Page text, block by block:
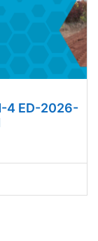
4 ED-2026-